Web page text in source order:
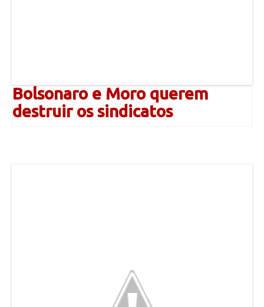
Bolsonaro e Moro querem
destruir os sindicatos